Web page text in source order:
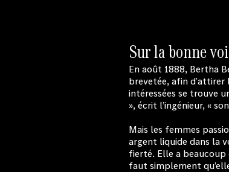
Sur la bonne
En août 1888, Bertha
brevetée, afin d’attirer
intéressées se trouve
», écrit l’ingénieur, «
Mais les femmes
argent liquide dans la
fierté. Elle a
faut simplement